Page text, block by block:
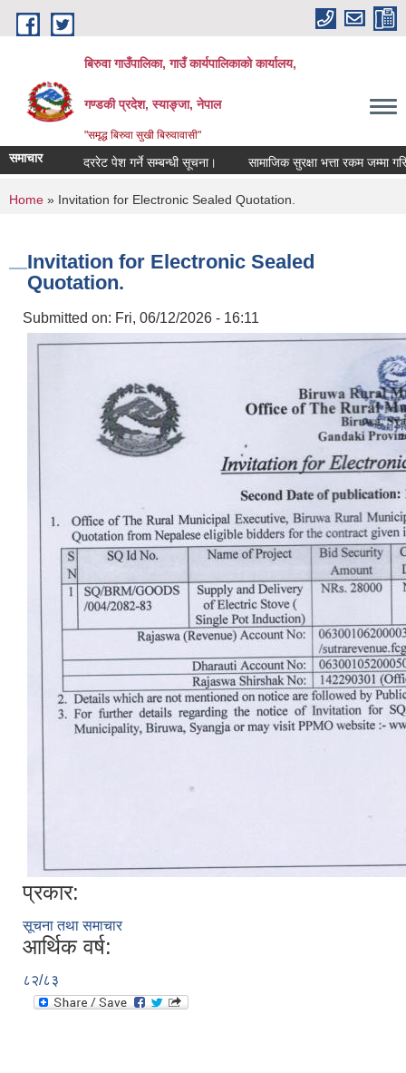
Skip to main content
बिरुवा गाउँपालिका, गाउँ कार्यपालिकाको कार्यालय,
गण्डकी प्रदेश, स्याङ्जा, नेपाल
"समृद्ध बिरुवा सुखी बिरुवावासी"
समाचार दररेट पेश गर्ने सम्बन्धी सूचना। सामाजिक सुरक्षा भत्ता रकम जम्मा
You are here
Home » Invitation for Electronic Sealed Quotation.
Invitation for Electronic Sealed
Quotation.
Submitted on: Fri, 06/12/2026 - 16:11
प्रकार:
सूचना तथा समाचार
आर्थिक वर्ष:
८२/८३